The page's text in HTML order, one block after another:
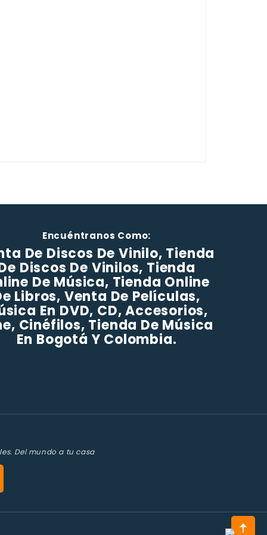
Encuéntranos Como:
De Discos De Vinilo, Tienda
Discos De Vinilos, Tienda
De Música, Tienda Online
Libros, Venta De Películas,
En DVD, CD, Accesorios,
Cinéfilos, Tienda De Música
En Bogotá Y Colombia.
Del mundo a tu casa